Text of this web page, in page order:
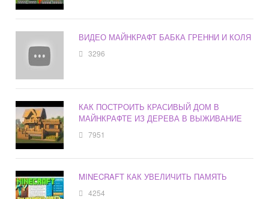
ВИДЕО МАЙНКРАФТ БАБКА ГРЕННИ И КОЛЯ
3296
КАК ПОСТРОИТЬ КРАСИВЫЙ ДОМ В
МАЙНКРАФТЕ ИЗ ДЕРЕВА В ВЫЖИВАНИЕ
7951
MINECRAFT КАК УВЕЛИЧИТЬ ПАМЯТЬ
4254